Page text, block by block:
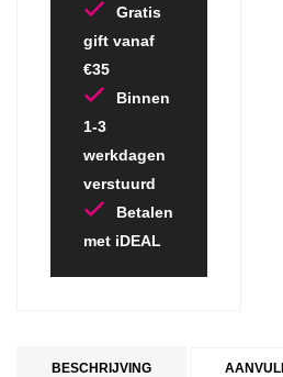
Gratis
gift vanaf
€35
Binnen
1-3
werkdagen
verstuurd
Betalen
met iDEAL
BESCHRIJVING